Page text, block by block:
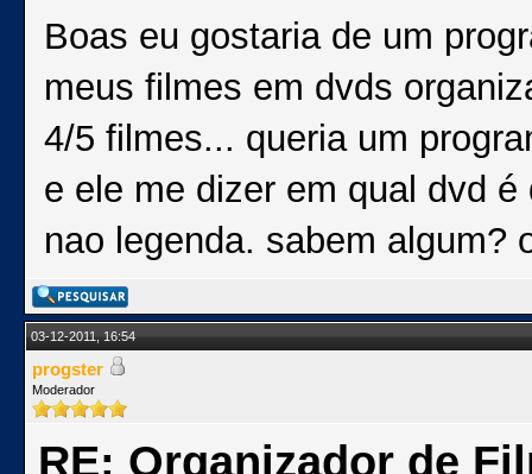
Boas eu gostaria de um
meus filmes em dvds
4/5 filmes... queria um
e ele me dizer em qual dvd
nao legenda. sabem algum?
03-12-2011, 16:54
progster
Moderador
RE: Organizador de